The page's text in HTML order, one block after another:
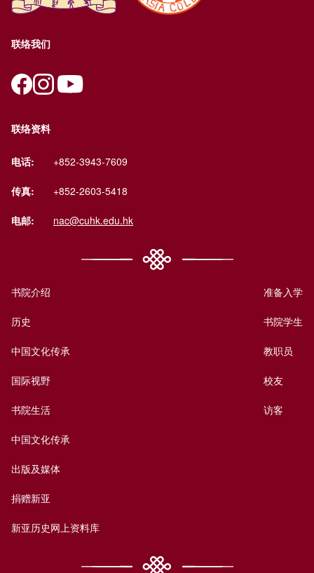
联络我们
联络资料
电话: +852-3943-7609
传真: +852-2603-5418
电邮: nac@cuhk.edu.hk
书院介绍
历史
中国文化传承
国际视野
书院生活
中国文化传承
出版及媒体
捐赠新亚
新亚历史网上资料库
准备入学
书院学生
教职员
校友
访客